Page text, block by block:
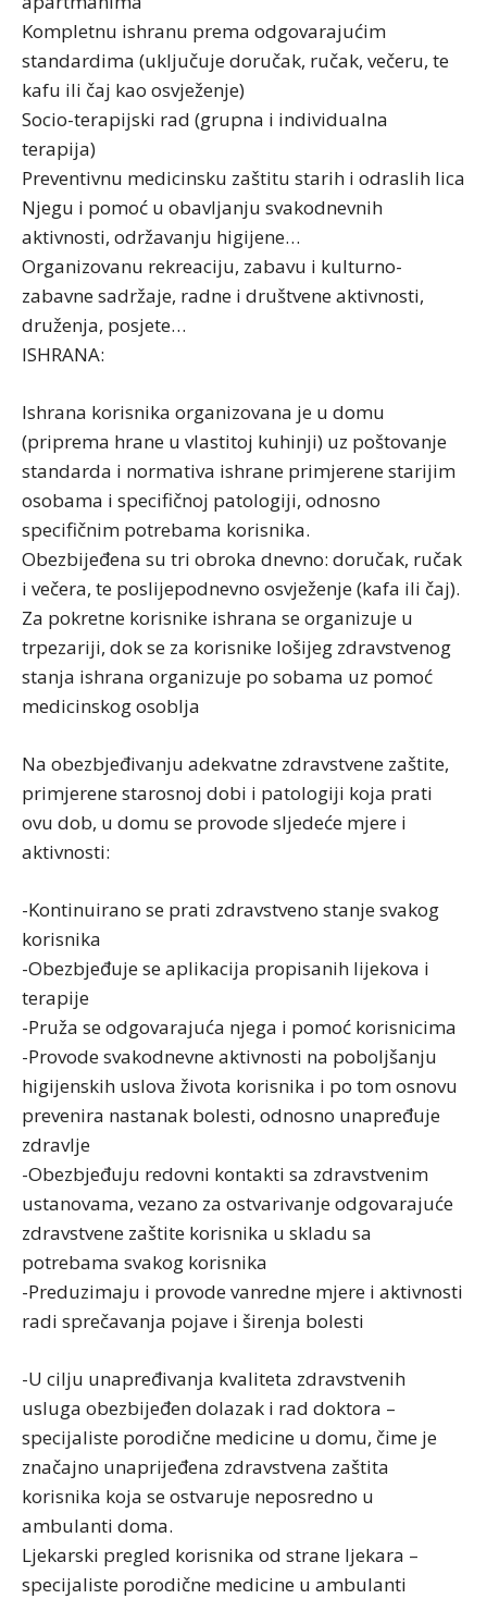
Kompletnu ishranu prema odgovarajućim
standardima (uključuje doručak, ručak, večeru, te
kafu ili čaj kao osvježenje)
Socio-terapijski rad (grupna i individualna
terapija)
Preventivnu medicinsku zaštitu starih i odraslih lica
Njegu i pomoć u obavljanju svakodnevnih
aktivnosti, održavanju higijene…
Organizovanu rekreaciju, zabavu i kulturno-
zabavne sadržaje, radne i društvene aktivnosti,
druženja, posjete…
ISHRANA:
Ishrana korisnika organizovana je u domu
(priprema hrane u vlastitoj kuhinji) uz poštovanje
standarda i normativa ishrane primjerene starijim
osobama i specifičnoj patologiji, odnosno
specifičnim potrebama korisnika.
Obezbijeđena su tri obroka dnevno: doručak, ručak
i večera, te poslijepodnevno osvježenje (kafa ili čaj).
Za pokretne korisnike ishrana se organizuje u
trpezariji, dok se za korisnike lošijeg zdravstvenog
stanja ishrana organizuje po sobama uz pomoć
medicinskog osoblja
Na obezbjeđivanju adekvatne zdravstvene zaštite,
primjerene starosnoj dobi i patologiji koja prati
ovu dob, u domu se provode sljedeće mjere i
aktivnosti:
-Kontinuirano se prati zdravstveno stanje svakog
korisnika
-Obezbjeđuje se aplikacija propisanih lijekova i
terapije
-Pruža se odgovarajuća njega i pomoć korisnicima
-Provode svakodnevne aktivnosti na poboljšanju
higijenskih uslova života korisnika i po tom osnovu
prevenira nastanak bolesti, odnosno unapređuje
zdravlje
-Obezbjeđuju redovni kontakti sa zdravstvenim
ustanovama, vezano za ostvarivanje odgovarajuće
zdravstvene zaštite korisnika u skladu sa
potrebama svakog korisnika
-Preduzimaju i provode vanredne mjere i aktivnosti
radi sprečavanja pojave i širenja bolesti
-U cilju unapređivanja kvaliteta zdravstvenih
usluga obezbijeđen dolazak i rad doktora –
specijaliste porodične medicine u domu, čime je
značajno unaprijeđena zdravstvena zaštita
korisnika koja se ostvaruje neposredno u
ambulanti doma.
Ljekarski pregled korisnika od strane ljekara –
specijaliste porodične medicine u ambulanti